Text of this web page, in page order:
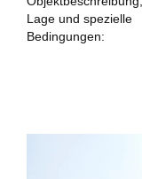
Lage und spezielle
Bedingungen: